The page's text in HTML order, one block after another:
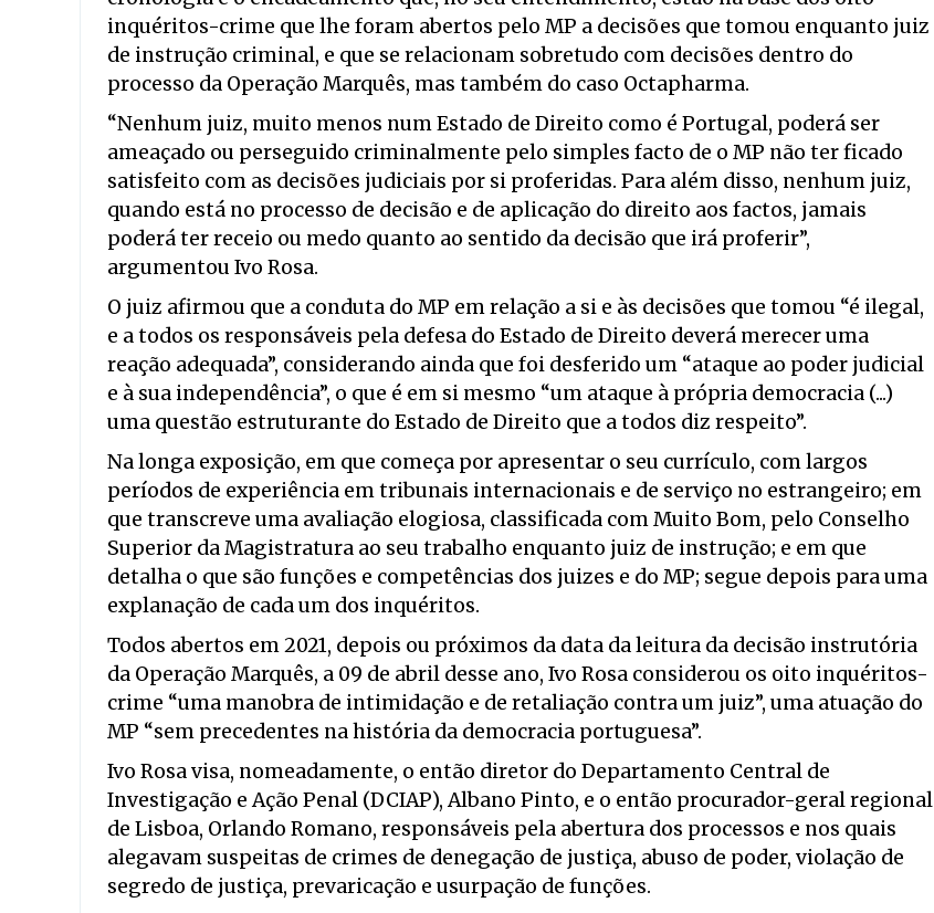
inquéritos-crime que lhe foram abertos pelo MP a decisões que tomou enquanto juiz
de instrução criminal, e que se relacionam sobretudo com decisões dentro do
processo da Operação Marquês, mas também do caso Octapharma.
“Nenhum juiz, muito menos num Estado de Direito como é Portugal, poderá ser
ameaçado ou perseguido criminalmente pelo simples facto de o MP não ter ficado
satisfeito com as decisões judiciais por si proferidas. Para além disso, nenhum juiz,
quando está no processo de decisão e de aplicação do direito aos factos, jamais
poderá ter receio ou medo quanto ao sentido da decisão que irá proferir”,
argumentou Ivo Rosa.
O juiz afirmou que a conduta do MP em relação a si e às decisões que tomou “é ilegal,
e a todos os responsáveis pela defesa do Estado de Direito deverá merecer uma
reação adequada”, considerando ainda que foi desferido um “ataque ao poder judicial
e à sua independência”, o que é em si mesmo “um ataque à própria democracia (...)
uma questão estruturante do Estado de Direito que a todos diz respeito”.
Na longa exposição, em que começa por apresentar o seu currículo, com largos
períodos de experiência em tribunais internacionais e de serviço no estrangeiro; em
que transcreve uma avaliação elogiosa, classificada com Muito Bom, pelo Conselho
Superior da Magistratura ao seu trabalho enquanto juiz de instrução; e em que
detalha o que são funções e competências dos juizes e do MP; segue depois para uma
explanação de cada um dos inquéritos.
Todos abertos em 2021, depois ou próximos da data da leitura da decisão instrutória
da Operação Marquês, a 09 de abril desse ano, Ivo Rosa considerou os oito inquéritos-
crime “uma manobra de intimidação e de retaliação contra um juiz”, uma atuação do
MP “sem precedentes na história da democracia portuguesa”.
Ivo Rosa visa, nomeadamente, o então diretor do Departamento Central de
Investigação e Ação Penal (DCIAP), Albano Pinto, e o então procurador-geral regional
de Lisboa, Orlando Romano, responsáveis pela abertura dos processos e nos quais
alegavam suspeitas de crimes de denegação de justiça, abuso de poder, violação de
segredo de justiça, prevaricação e usurpação de funções.